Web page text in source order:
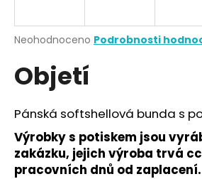
Průměrné
produktu
je
z
5
hvězdiček.
Neohodnoceno Podrobnosti
Objetí
Pánská softshellová bunda s
Výrobky s potiskem jsou
zakázku, jejich výroba trvá
pracovních dnů od zaplacení.
j
t
?
HLEDAT